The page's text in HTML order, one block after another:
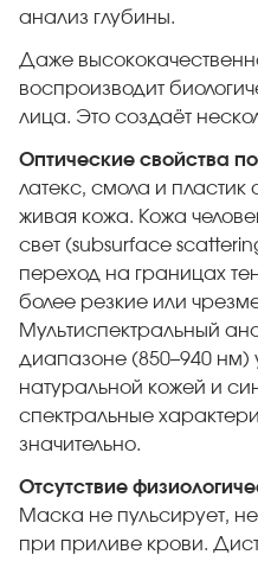
анализ глубины.
Даже
воспроизводит
лица. Это создаёт
Оптические свойства
латекс, смола и
живая кожа. Кожа
свет (subsurface
переход на границах
более резкие или
Мультиспектральный
диапазоне (850–940 нм)
натуральной кожей и
спектральные
значительно.
Отсутствие
Маска не пульсирует,
при приливе крови.